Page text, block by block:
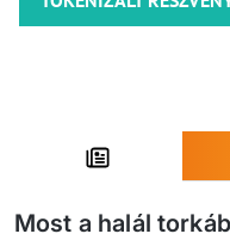
Most a halál